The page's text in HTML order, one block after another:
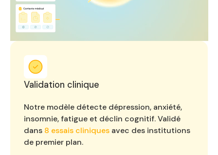
Validation clinique
Notre modèle détecte dépression, anxiété,
insomnie, fatigue et déclin cognitif. Validé
dans 8 essais cliniques avec des institutions
de premier plan.